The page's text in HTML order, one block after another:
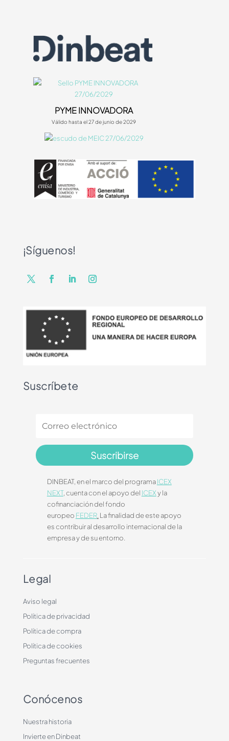
PYME INNOVADORA
Válido hasta el 27 de junio de 2029
¡Síguenos!
Suscríbete
Suscribirse
DINBEAT, en el marco del programaICEX
NEXT, cuenta con el apoyo del ICEXy la
cofinanciación del fondo
europeo FEDER. La finalidad de este apoyo
es contribuir al desarrollo internacional de la
empresa y de su entorno.
Legal
Aviso legal
Política de privacidad
Política de compra
Política de cookies
Preguntas frecuentes
Conócenos
Nuestra historia
Invierte en Dinbeat